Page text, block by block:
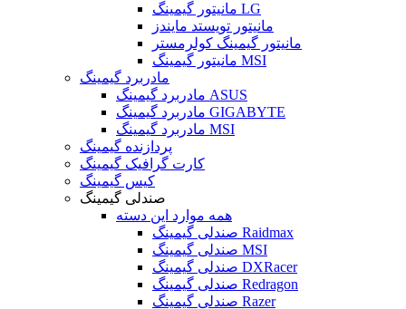
مانیتور گیمینگ LG
مانیتور تویستد مایندز
مانیتور گیمینگ کولرمستر
مانیتور گیمینگ MSI
مادربرد گیمینگ
مادربرد گیمینگ ASUS
مادربرد گیمینگ GIGABYTE
مادربرد گیمینگ MSI
پردازنده گیمینگ
کارت گرافیک گیمینگ
کیس گیمینگ
صندلی گیمینگ
همه موارد این دسته
صندلی گیمینگ Raidmax
صندلی گیمینگ MSI
صندلی گیمینگ DXRacer
صندلی گیمینگ Redragon
صندلی گیمینگ Razer